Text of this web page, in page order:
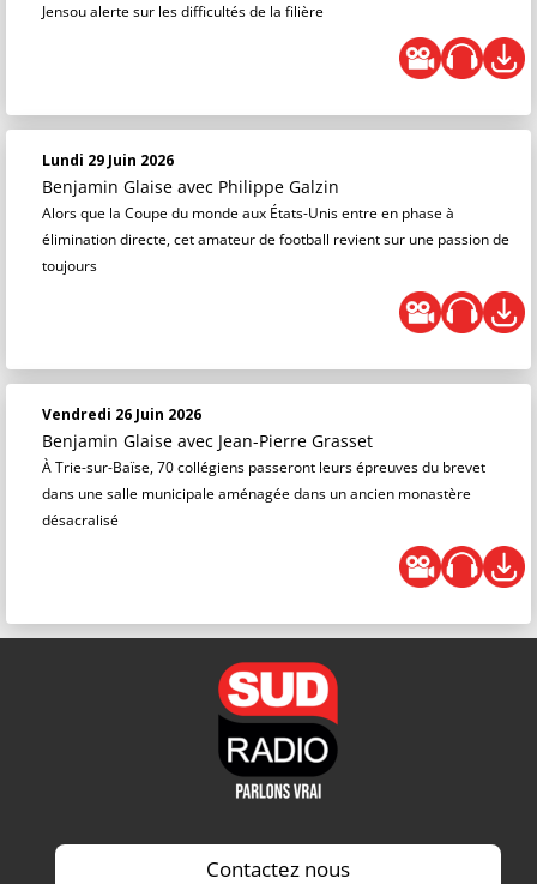
Jensou alerte sur les difficultés de la filière
Lundi 29 Juin 2026
Benjamin Glaise avec Philippe Galzin
Alors que la Coupe du monde aux États-Unis entre en phase à
élimination directe, cet amateur de football revient sur une passion de
toujours
Vendredi 26 Juin 2026
Benjamin Glaise avec Jean-Pierre Grasset
À Trie-sur-Baïse, 70 collégiens passeront leurs épreuves du brevet
dans une salle municipale aménagée dans un ancien monastère
désacralisé
Contactez nous